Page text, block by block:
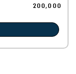
200,000